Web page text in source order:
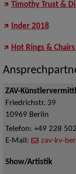
Timothy Trust &
Inder 2018
Hot Rings & Chairs
ZAV-
Friedrichstr. 39
10969 Berlin
Telefon: +49 228
E-Mail:
zav-kv-
Show/Artistik